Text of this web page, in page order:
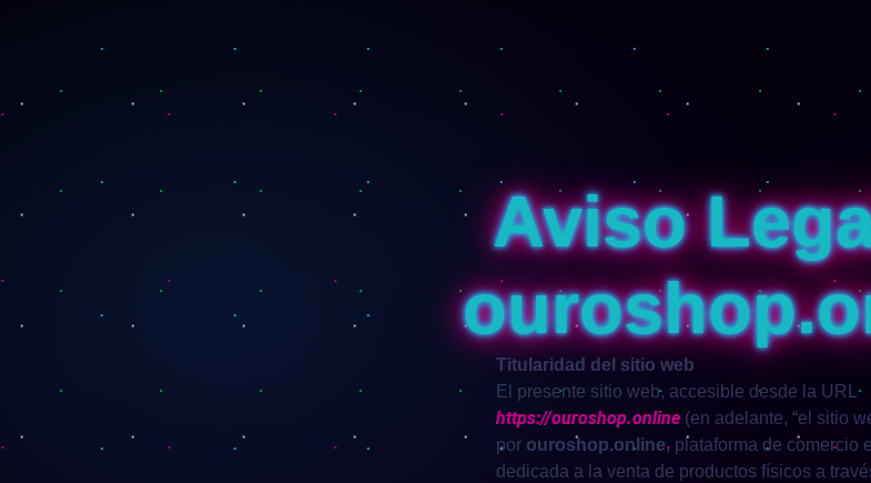
Aviso
Titularidad del sitio web
El presente sitio web, accesible desde la URL
https://ouroshop.online (en adelante, “el sitio
por ouroshop.online, plataforma de comercio
dedicada a la venta de productos físicos a